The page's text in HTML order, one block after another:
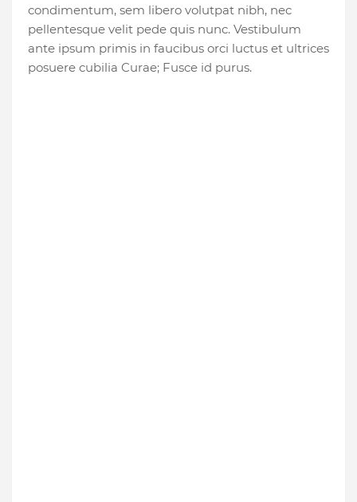
condimentum, sem libero volutpat nibh, nec
pellentesque velit pede quis nunc. Vestibulum
ante ipsum primis in faucibus orci luctus et ultrices
posuere cubilia Curae; Fusce id purus.